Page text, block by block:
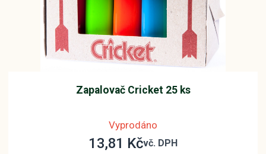
Zapalovač Cricket 25 ks
Vyprodáno
13,81 Kčvč. DPH